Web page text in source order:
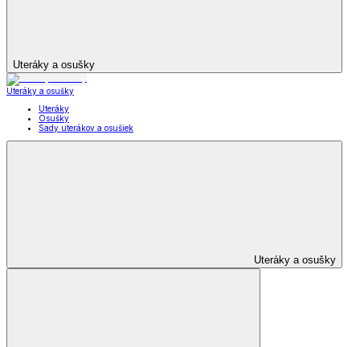
Uteráky a osušky
Uteráky a osušky
Uteráky
Osušky
Sady uterákov a osušiek
Uteráky a osušky